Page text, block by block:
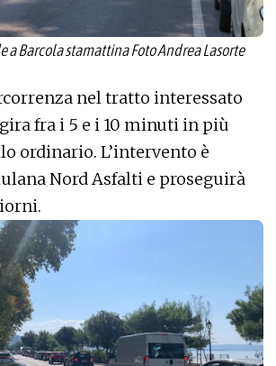
Barcola stamattina Foto Andrea Lasorte
nel tratto interessato
fra i 5 e i 10 minuti in più
ordinario. L’intervento è
Nord Asfalti e proseguirà